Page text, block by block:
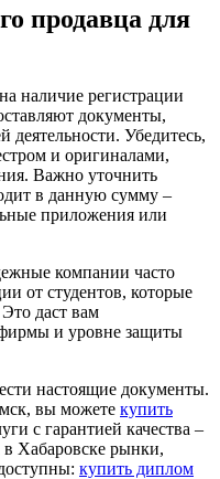
продавца для
наличие регистрации
документы,
деятельности. Убедитесь,
и оригиналами,
Важно уточнить
в данную сумму –
приложения или
компании часто
от студентов, которые
даст вам
и уровне защиты
настоящие документы.
вы можете купить
с гарантией качества –
Хабаровске рынки,
купить диплом